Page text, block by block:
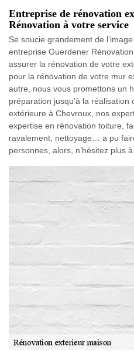
Entreprise de rénovation
Rénovation à votre service
Se soucie grandement de
entreprise Guerdener
assurer la rénovation de votre
pour la rénovation de votre mur
autre, nous vous promettons un
préparation jusqu’à la
extérieure à Chevroux, nos
expertise en rénovation toiture,
ravalement, nettoyage… a pu
personnes, alors, n’hésitez plus